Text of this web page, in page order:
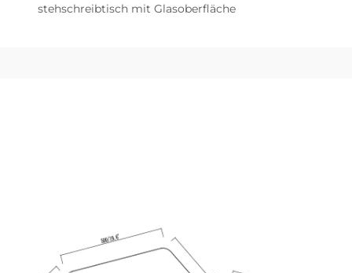
stehschreibtisch mit Glasoberfläche